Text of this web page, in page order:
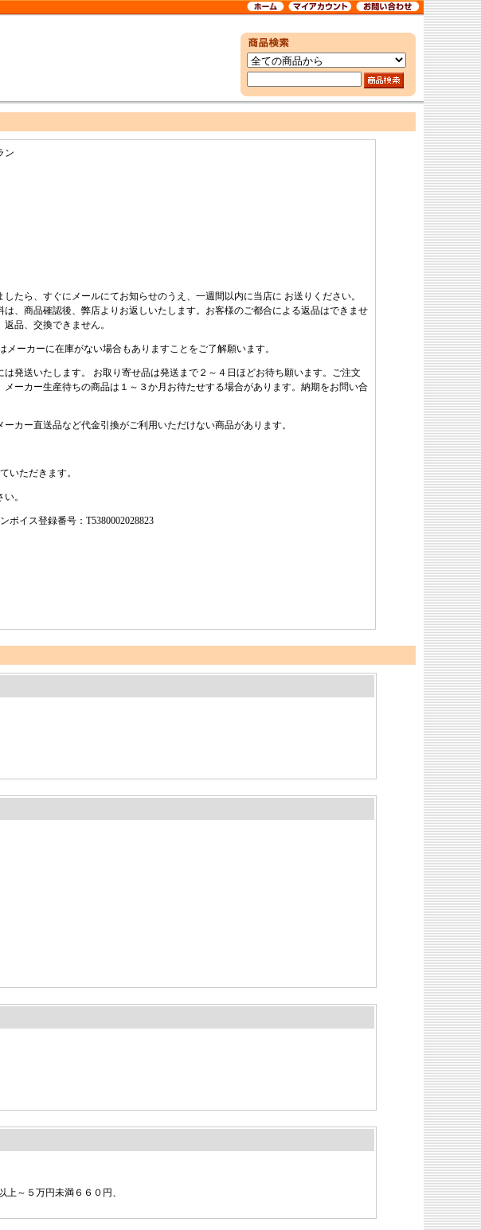
ン
たら、すぐにメールにてお知らせのうえ、一週間以内に当店に お送りください。
、商品確認後、弊店よりお返しいたします。お客様のご都合による返品はできませ
品、交換できません。
ーカーに在庫がない場合もありますことをご了解願います。
発送いたします。 お取り寄せ品は発送まで２～４日ほどお待ち願います。ご注文
ーカー生産待ちの商品は１～３か月お待たせする場合があります。納期をお問い合
カー直送品など代金引換がご利用いただけない商品があります。
いただきます。
。
イス登録番号：T5380002028823
～５万円未満６６０円、